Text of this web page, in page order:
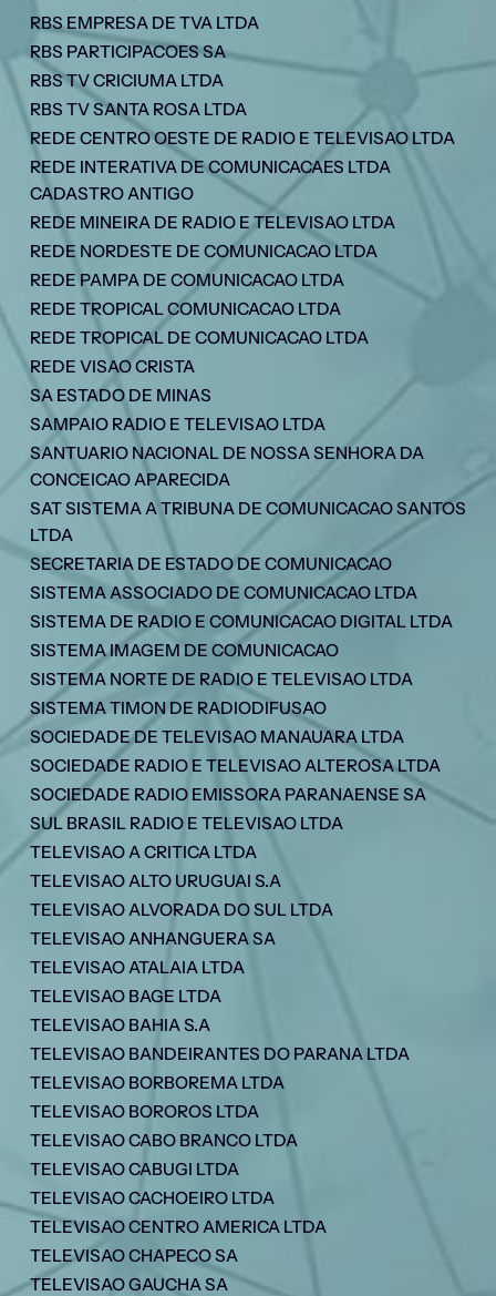
RBS EMPRESA DE TVA LTDA
RBS PARTICIPACOES SA
RBS TV CRICIUMA LTDA
RBS TV SANTA ROSA LTDA
REDE CENTRO OESTE DE RADIO E TELEVISAO LTDA
REDE INTERATIVA DE COMUNICACAES LTDA
CADASTRO ANTIGO
REDE MINEIRA DE RADIO E TELEVISAO LTDA
REDE NORDESTE DE COMUNICACAO LTDA
REDE PAMPA DE COMUNICACAO LTDA
REDE TROPICAL COMUNICACAO LTDA
REDE TROPICAL DE COMUNICACAO LTDA
REDE VISAO CRISTA
SA ESTADO DE MINAS
SAMPAIO RADIO E TELEVISAO LTDA
SANTUARIO NACIONAL DE NOSSA SENHORA DA
CONCEICAO APARECIDA
SAT SISTEMA A TRIBUNA DE COMUNICACAO SANTOS
LTDA
SECRETARIA DE ESTADO DE COMUNICACAO
SISTEMA ASSOCIADO DE COMUNICACAO LTDA
SISTEMA DE RADIO E COMUNICACAO DIGITAL LTDA
SISTEMA IMAGEM DE COMUNICACAO
SISTEMA NORTE DE RADIO E TELEVISAO LTDA
SISTEMA TIMON DE RADIODIFUSAO
SOCIEDADE DE TELEVISAO MANAUARA LTDA
SOCIEDADE RADIO E TELEVISAO ALTEROSA LTDA
SOCIEDADE RADIO EMISSORA PARANAENSE SA
SUL BRASIL RADIO E TELEVISAO LTDA
TELEVISAO A CRITICA LTDA
TELEVISAO ALTO URUGUAI S.A
TELEVISAO ALVORADA DO SUL LTDA
TELEVISAO ANHANGUERA SA
TELEVISAO ATALAIA LTDA
TELEVISAO BAGE LTDA
TELEVISAO BAHIA S.A
TELEVISAO BANDEIRANTES DO PARANA LTDA
TELEVISAO BORBOREMA LTDA
TELEVISAO BOROROS LTDA
TELEVISAO CABO BRANCO LTDA
TELEVISAO CABUGI LTDA
TELEVISAO CACHOEIRO LTDA
TELEVISAO CENTRO AMERICA LTDA
TELEVISAO CHAPECO SA
TELEVISAO GAUCHA SA